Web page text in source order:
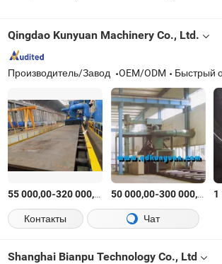
обработка,
обработка,
оборудование для shot
peening
Пескоструйная
Qingdao Kunyuan Machinery Co., Ltd.
Производитель/Завод OEM/ODM Быстрый
55 000,00-320 000,00 $/шт.
50 000,00-300 000,00 $/
1
Контакты
Чат
Shanghai Bianpu Technology Co., Ltd